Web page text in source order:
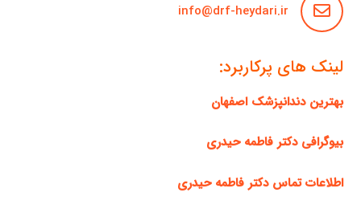
info@drf-heydari.ir
لینک های پرکاربرد:
بهترین دندانپزشک اصفهان
بیوگرافی دکتر فاطمه حیدری
اطلاعات تماس دکتر فاطمه حیدری